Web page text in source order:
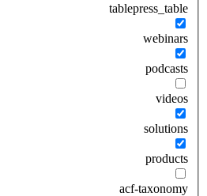
tablepress_table
webinars
podcasts
videos
solutions
products
acf-taxonomy